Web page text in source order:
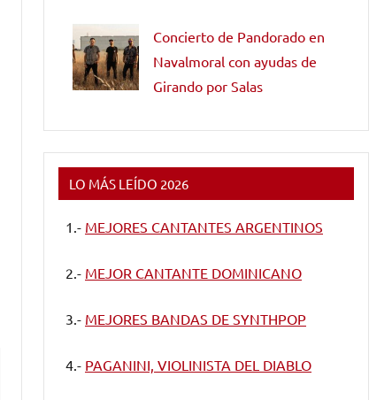
Concierto de Pandorado en
Navalmoral con ayudas de
Girando por Salas
LO MÁS LEÍDO 2026
1.- MEJORES CANTANTES ARGENTINOS
2.- MEJOR CANTANTE DOMINICANO
3.- MEJORES BANDAS DE SYNTHPOP
4.- PAGANINI, VIOLINISTA DEL DIABLO